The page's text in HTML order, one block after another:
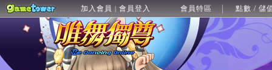
加入會員 | 會員登入 會員特區 點數 / 儲